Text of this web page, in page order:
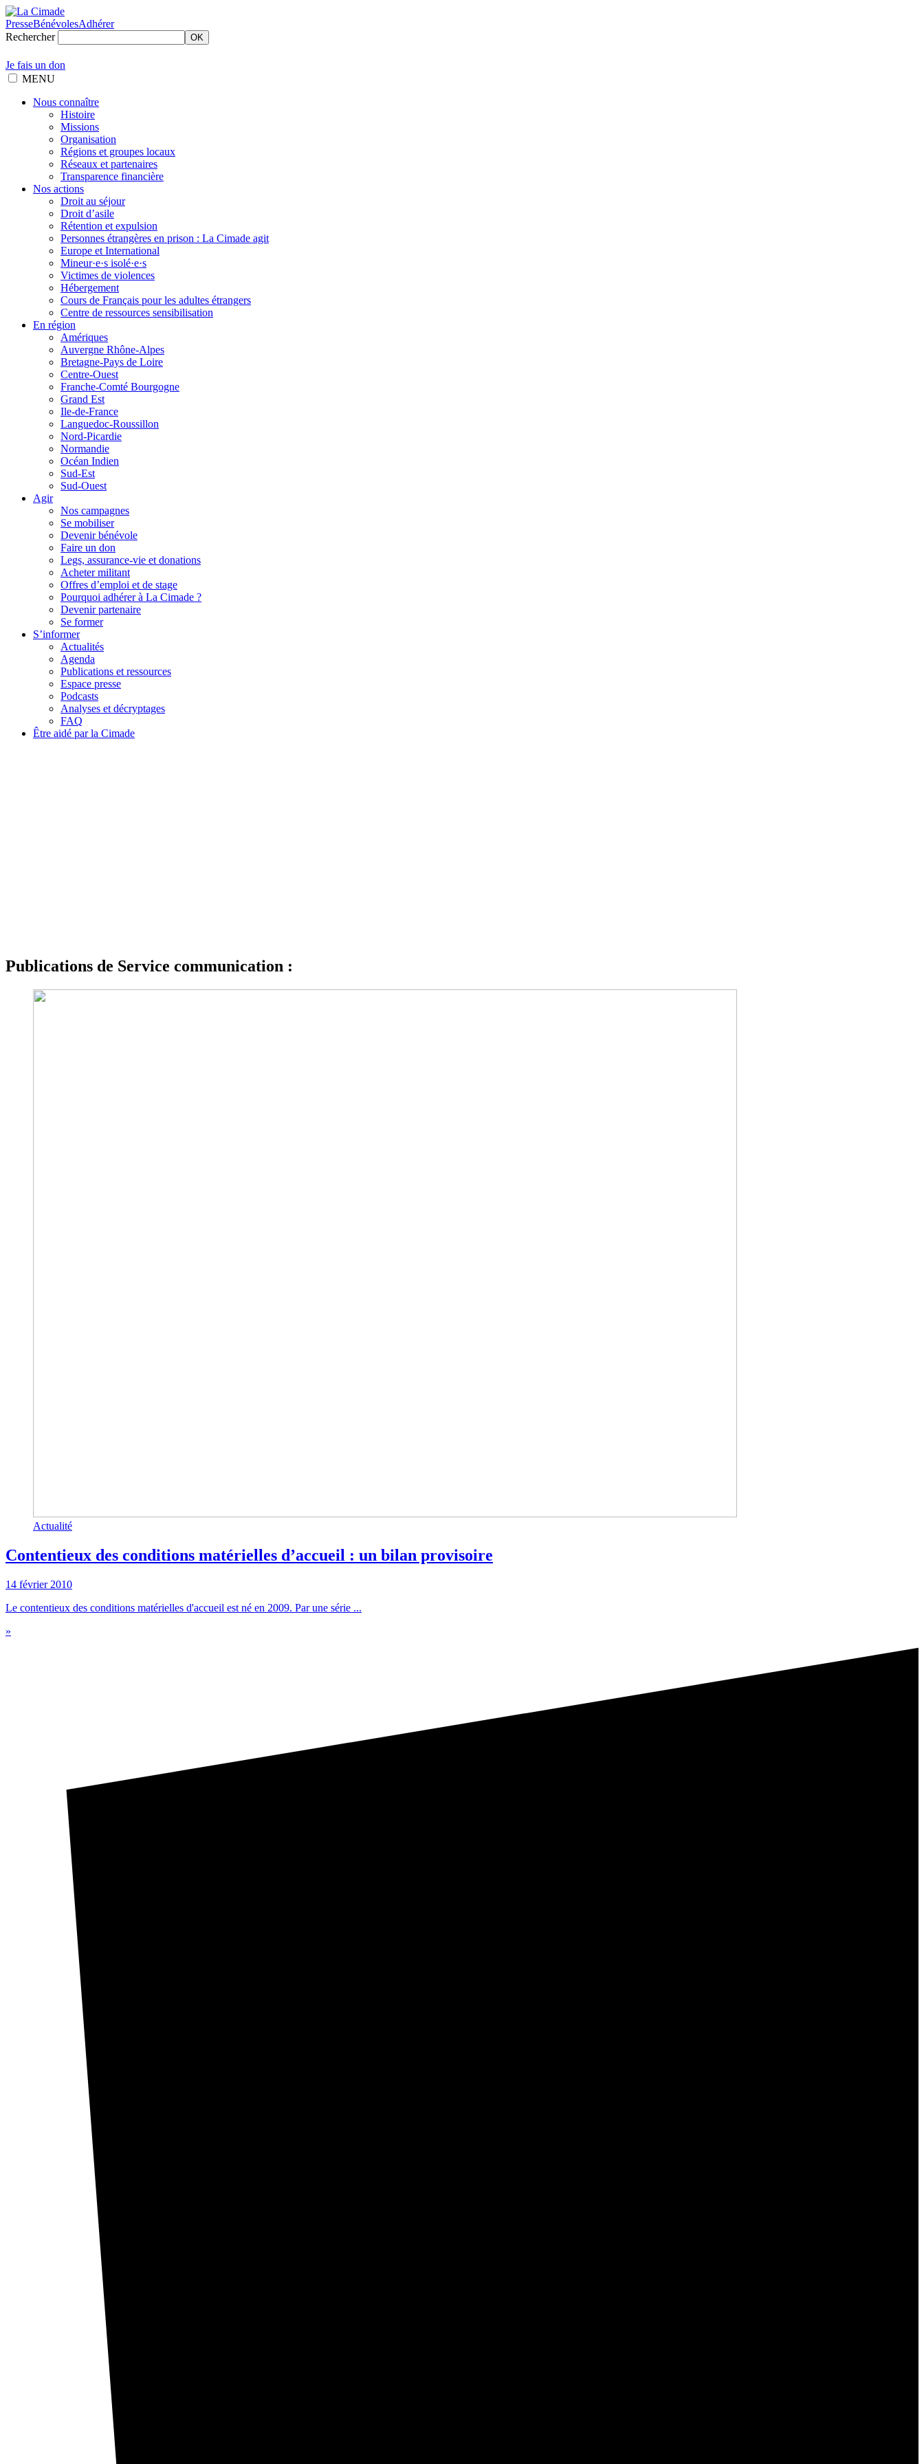
PresseBénévolesAdhérer
Rechercher
OK
Je fais un don
MENU
Nous connaître
Histoire
Missions
Organisation
Régions et groupes locaux
Réseaux et partenaires
Transparence financière
Nos actions
Droit au séjour
Droit d’asile
Rétention et expulsion
Personnes étrangères en prison : La Cimade agit
Europe et International
Mineur·e·s isolé·e·s
Victimes de violences
Hébergement
Cours de Français pour les adultes étrangers
Centre de ressources sensibilisation
En région
Amériques
Auvergne Rhône-Alpes
Bretagne-Pays de Loire
Centre-Ouest
Franche-Comté Bourgogne
Grand Est
Ile-de-France
Languedoc-Roussillon
Nord-Picardie
Normandie
Océan Indien
Sud-Est
Sud-Ouest
Agir
Nos campagnes
Se mobiliser
Devenir bénévole
Faire un don
Legs, assurance-vie et donations
Acheter militant
Offres d’emploi et de stage
Pourquoi adhérer à La Cimade ?
Devenir partenaire
Se former
S’informer
Actualités
Agenda
Publications et ressources
Espace presse
Podcasts
Analyses et décryptages
FAQ
Être aidé par la Cimade
Publications de Service communication :
Actualité
Contentieux des conditions matérielles d’accueil : un bilan provisoire
14 février 2010
Le contentieux des conditions matérielles d'accueil est né en 2009. Par une série ...
»